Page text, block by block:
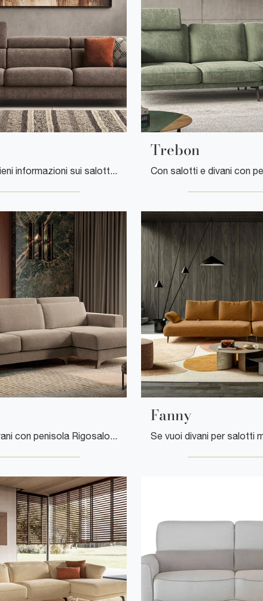
Trebon
Salotti e divani con penisola Rigosalotti: ecco a te il modello Lift in tessuto per arricchire il soggiorno.
Fanny